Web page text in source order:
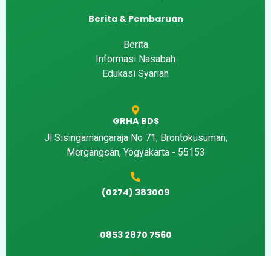
Berita & Pembaruan
Berita
Informasi Nasabah
Edukasi Syariah
GRHA BDS
Jl Sisingamangaraja No 71, Brontokusuman,
Mergangsan, Yogyakarta - 55153
(0274) 383009
0853 2870 7560